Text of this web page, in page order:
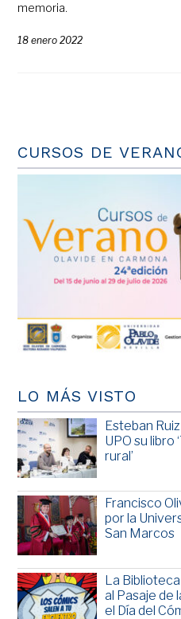
memoria.
18 enero 2022
CURSOS DE
LO MÁS VISTO
Esteban
UPO su libro
rural’
Francisco
por la
San Marcos
La
al Pasaje de
el Día del